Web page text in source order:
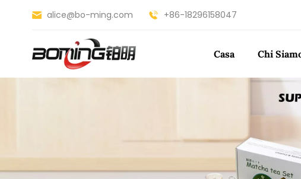
alice@bo-ming.com +86-18296158047
Casa Chi